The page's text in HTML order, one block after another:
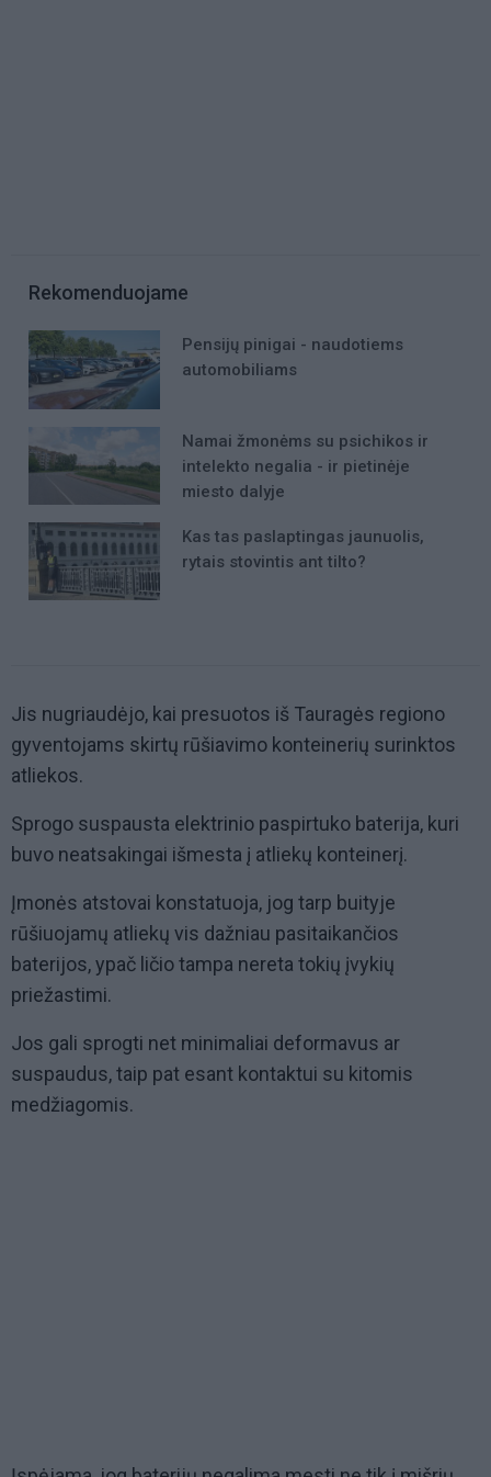
Rekomenduojame
Pensijų pinigai - naudotiems
automobiliams
Namai žmonėms su psichikos ir
intelekto negalia - ir pietinėje
miesto dalyje
Kas tas paslaptingas jaunuolis,
rytais stovintis ant tilto?
Jis nugriaudėjo, kai presuotos iš Tauragės regiono
gyventojams skirtų rūšiavimo konteinerių surinktos
atliekos.
Sprogo suspausta elektrinio paspirtuko baterija, kuri
buvo neatsakingai išmesta į atliekų konteinerį.
Įmonės atstovai konstatuoja, jog tarp buityje
rūšiuojamų atliekų vis dažniau pasitaikančios
baterijos, ypač ličio tampa nereta tokių įvykių
priežastimi.
Jos gali sprogti net minimaliai deformavus ar
suspaudus, taip pat esant kontaktui su kitomis
medžiagomis.